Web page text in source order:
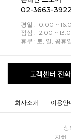
02-3663-3922
평일 : 10:00 ~
점심 : 12:00 ~
휴무 : 토, 일, 공휴일
고객센터 전
회사소개 이용안
상
전화